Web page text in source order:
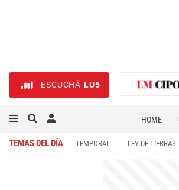
ESCUCHÁ LU5
HOME
TEMAS DEL DÍA TEMPORAL LEY DE TIERRAS